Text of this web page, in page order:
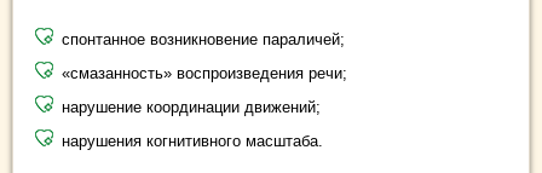
спонтанное возникновение параличей;
«смазанность» воспроизведения речи;
нарушение координации движений;
нарушения когнитивного масштаба.